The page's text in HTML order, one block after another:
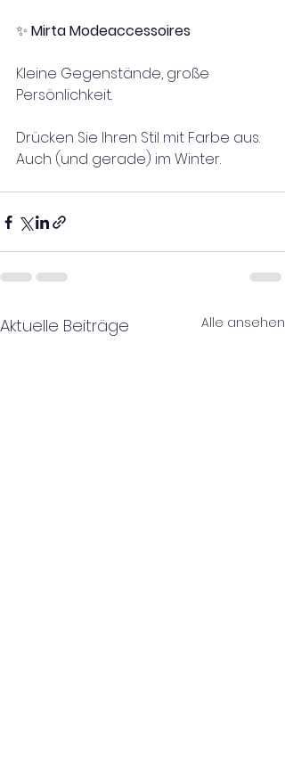
✨ Mirta Modeaccessoires
Kleine Gegenstände, große
Persönlichkeit.
Drücken Sie Ihren Stil mit Farbe aus.
Auch (und gerade) im Winter.
Aktuelle Beiträge Alle ansehen